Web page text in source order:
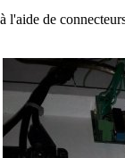
l'aide de